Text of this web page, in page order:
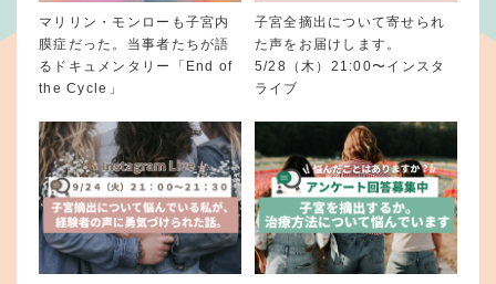
マリリン・モンローも子宮内
膜症だった。当事者たちが語
るドキュメンタリー「End of
the Cycle」
子宮全摘出について寄せられ
た声をお届けします。
5/28（木）21:00〜インスタ
ライブ